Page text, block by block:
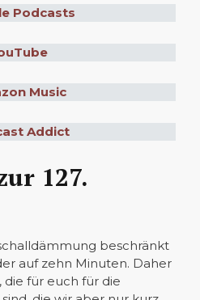
Podcasts
Music
Addict
127.
beschränkt
auf zehn Minuten. Daher
die für euch für die